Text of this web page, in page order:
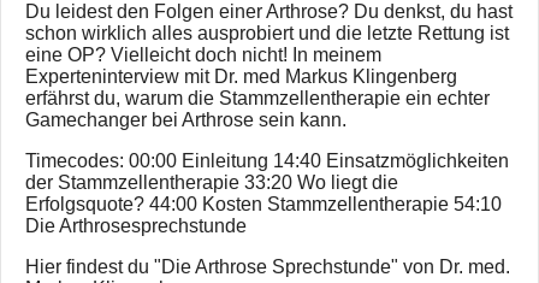
Du leidest den Folgen einer Arthrose? Du denkst, du hast
schon wirklich alles ausprobiert und die letzte Rettung ist
eine OP? Vielleicht doch nicht! In meinem
Experteninterview mit Dr. med Markus Klingenberg
erfährst du, warum die Stammzellentherapie ein echter
Gamechanger bei Arthrose sein kann.
Timecodes: 00:00 Einleitung 14:40 Einsatzmöglichkeiten
der Stammzellentherapie 33:20 Wo liegt die
Erfolgsquote? 44:00 Kosten Stammzellentherapie 54:10
Die Arthrosesprechstunde
Hier findest du "Die Arthrose Sprechstunde" von Dr. med.